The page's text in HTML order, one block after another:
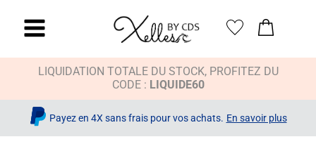
LIQUIDATION TOTALE DU STOCK, PROFITEZ DU
CODE : LIQUIDE60
Payez en 4X sans frais pour vos achats. En savoir plus